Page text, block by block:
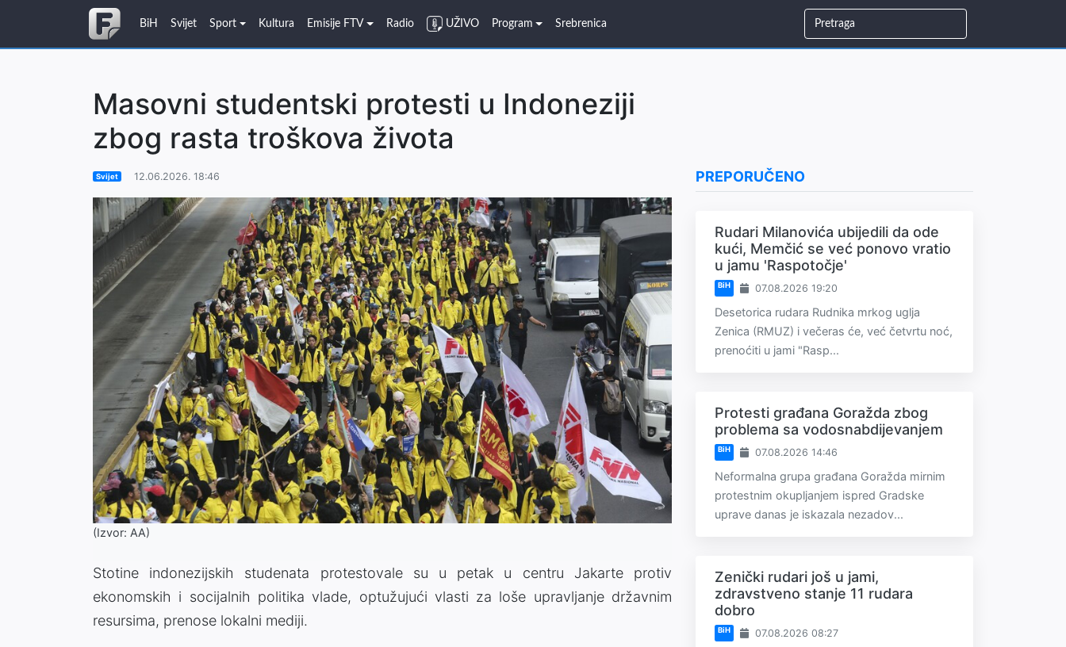
BiH Svijet Sport Kultura Emisije FTV Radio UŽIVO Program Srebrenica
Masovni studentski protesti u Indoneziji
zbog rasta troškova života
Svijet 12.06.2026. 18:46
(Izvor: AA)
Stotine indonezijskih studenata protestovale su u petak u centru Jakarte protiv
ekonomskih i socijalnih politika vlade, optužujući vlasti za loše upravljanje državnim
resursima, prenose lokalni mediji.
PREPORUČENO
Rudari Milanovića ubijedili da ode
kući, Memčić se već ponovo vratio
u jamu 'Raspotočje'
BiH 07.08.2026 19:20
Desetorica rudara Rudnika mrkog uglja
Zenica (RMUZ) i večeras će, već četvrtu noć,
prenoćiti u jami "Rasp...
Protesti građana Goražda zbog
problema sa vodosnabdijevanjem
BiH 07.08.2026 14:46
Neformalna grupa građana Goražda mirnim
protestnim okupljanjem ispred Gradske
uprave danas je iskazala nezadov...
Zenički rudari još u jami,
zdravstveno stanje 11 rudara
dobro
BiH 07.08.2026 08:27